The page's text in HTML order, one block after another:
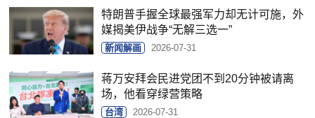
特朗普手握全球最强军力却无计可施，外
媒揭美伊战争“无解三选一”
新闻解画 2026-07-31
蒋万安拜会民进党团不到20分钟被请离
场，他看穿绿营策略
台湾 2026-07-31